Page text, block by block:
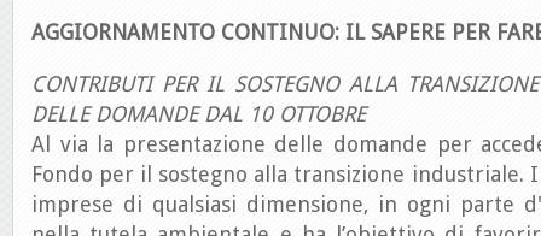
AGGIORNAMENTO CONTINUO: IL SAPERE PER
CONTRIBUTI PER IL SOSTEGNO ALLA
DELLE DOMANDE DAL 10 OTTOBRE
Al via la presentazione delle domande per
Fondo per il sostegno alla transizione industriale.
imprese di qualsiasi dimensione, in ogni parte